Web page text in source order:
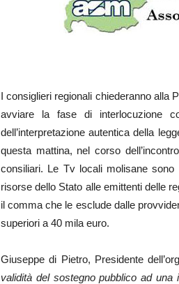
I consiglieri regionali chiederanno alla
avviare la fase di interlocuzione
dell’interpretazione autentica della
questa mattina, nel corso
consiliari. Le Tv locali molisane
risorse dello Stato alle emittenti delle
il comma che le esclude dalle
superiori a 40 mila euro.
Giuseppe di Pietro, Presidente
validità del sostegno pubblico ad